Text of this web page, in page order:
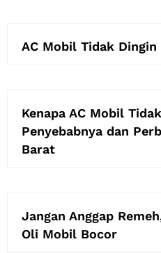
AC Mobil Tidak Dingin
Kenapa AC Mobil
Penyebabnya dan
Barat
Jangan Anggap
Oli Mobil Bocor